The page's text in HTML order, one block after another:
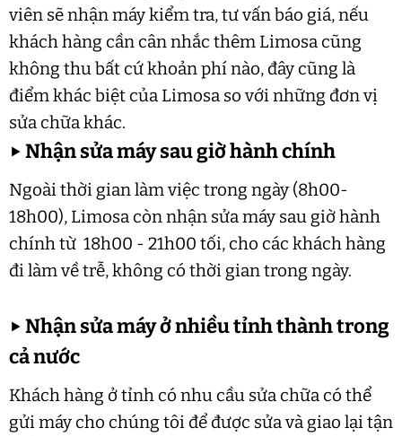
viên sẽ nhận máy kiểm tra, tư vấn báo giá, nếu
khách hàng cần cân nhắc thêm Limosa cũng
không thu bất cứ khoản phí nào, đây cũng là
điểm khác biệt của Limosa so với những đơn vị
sửa chữa khác.
▶Nhận sửa máy sau giờ hành chính
Ngoài thời gian làm việc trong ngày (8h00-
18h00), Limosa còn nhận sửa máy sau giờ hành
chính từ 18h00 - 21h00 tối, cho các khách hàng
đi làm về trễ, không có thời gian trong ngày.
▶Nhận sửa máy ở nhiều tỉnh thành trong
cả nước
Khách hàng ở tỉnh có nhu cầu sửa chữa có thể
gửi máy cho chúng tôi để được sửa và giao lại tận